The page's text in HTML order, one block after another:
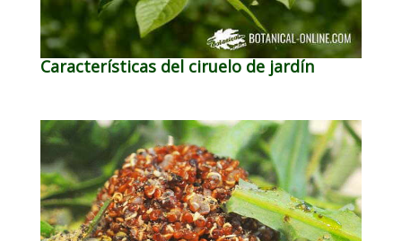
Características del ciruelo de jardín